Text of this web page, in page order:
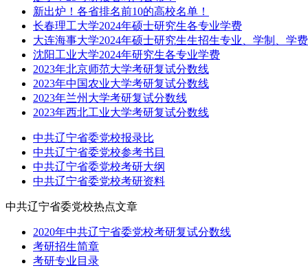
新出炉！各省排名前10的高校名单！
长春理工大学2024年硕士研究生各专业学费
大连海事大学2024年硕士研究生生招生专业、学制、学
沈阳工业大学2024年研究生各专业学费
2023年北京师范大学考研复试分数线
2023年中国农业大学考研复试分数线
2023年兰州大学考研复试分数线
2023年西北工业大学考研复试分数线
中共辽宁省委党校报录比
中共辽宁省委党校参考书目
中共辽宁省委党校考研大纲
中共辽宁省委党校考研资料
中共辽宁省委党校热点文章
2020年中共辽宁省委党校考研复试分数线
考研招生简章
考研专业目录